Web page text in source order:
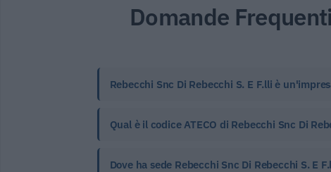
Domande Frequenti
Rebecchi Snc Di Rebecchi S. E F.lli è
Qual è il codice ATECO di Rebecchi Snc Di
Dove ha sede Rebecchi Snc Di Rebecchi S. E